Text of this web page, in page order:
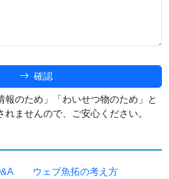
確認
報のため」「わいせつ物のため」と
ませんので、ご安心ください。
ウェブ魚拓の考え方